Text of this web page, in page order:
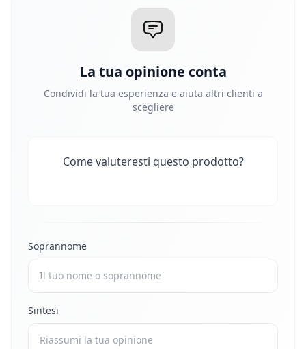
La tua opinione conta
Condividi la tua esperienza e aiuta altri clienti a
scegliere
Come valuteresti questo prodotto?
Soprannome
Sintesi